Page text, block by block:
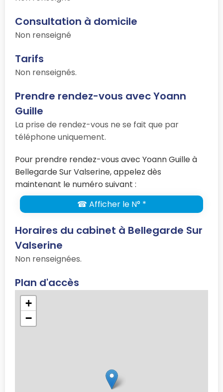
Consultation à domicile
Non renseigné
Tarifs
Non renseignés.
Prendre rendez-vous avec Yoann
Guille
La prise de rendez-vous ne se fait que par
téléphone uniquement.
Pour prendre rendez-vous avec Yoann Guille à
Bellegarde Sur Valserine, appelez dès
maintenant le numéro suivant :
☎ Afficher le N° *
Horaires du cabinet à Bellegarde Sur
Valserine
Non renseignées.
Plan d'accès
+
−